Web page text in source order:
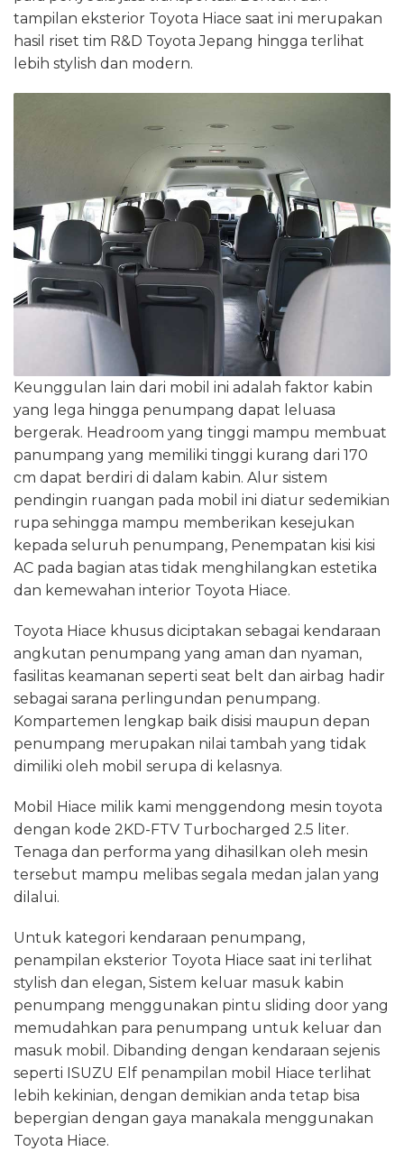
tampilan eksterior Toyota Hiace saat ini merupakan
hasil riset tim R&D Toyota Jepang hingga terlihat
lebih stylish dan modern.
Keunggulan lain dari mobil ini adalah faktor kabin
yang lega hingga penumpang dapat leluasa
bergerak. Headroom yang tinggi mampu membuat
panumpang yang memiliki tinggi kurang dari 170
cm dapat berdiri di dalam kabin. Alur sistem
pendingin ruangan pada mobil ini diatur sedemikian
rupa sehingga mampu memberikan kesejukan
kepada seluruh penumpang, Penempatan kisi kisi
AC pada bagian atas tidak menghilangkan estetika
dan kemewahan interior Toyota Hiace.
Toyota Hiace khusus diciptakan sebagai kendaraan
angkutan penumpang yang aman dan nyaman,
fasilitas keamanan seperti seat belt dan airbag hadir
sebagai sarana perlingundan penumpang.
Kompartemen lengkap baik disisi maupun depan
penumpang merupakan nilai tambah yang tidak
dimiliki oleh mobil serupa di kelasnya.
Mobil Hiace milik kami menggendong mesin toyota
dengan kode 2KD-FTV Turbocharged 2.5 liter.
Tenaga dan performa yang dihasilkan oleh mesin
tersebut mampu melibas segala medan jalan yang
dilalui.
Untuk kategori kendaraan penumpang,
penampilan eksterior Toyota Hiace saat ini terlihat
stylish dan elegan, Sistem keluar masuk kabin
penumpang menggunakan pintu sliding door yang
memudahkan para penumpang untuk keluar dan
masuk mobil. Dibanding dengan kendaraan sejenis
seperti ISUZU Elf penampilan mobil Hiace terlihat
lebih kekinian, dengan demikian anda tetap bisa
bepergian dengan gaya manakala menggunakan
Toyota Hiace.